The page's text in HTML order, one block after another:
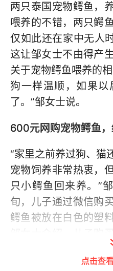
两只泰国宠物鳄鱼，
喂养的不错，两只鳄
仅如此还在家中无人
这让邹女士不由得产
关于宠物鳄鱼喂养的
狗一样温顺，如果
了。”邹女士说。
600元网购宠物鳄鱼
“家里之前养过狗、猫
宠物饲养非常热衷，
只小鳄鱼回来养。”
旬，儿子通过微信购
鳄鱼被放在白色的塑
600元，每一只的有
的介绍，鳄鱼食肉，
点击查